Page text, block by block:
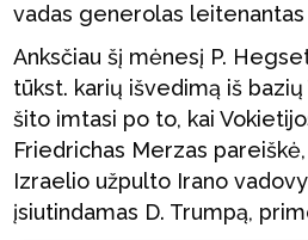
vadas generolas leitenantas
Anksčiau šį mėnesį P.
tūkst. karių išvedimą iš bazių
šito imtasi po to, kai
Friedrichas Merzas
Izraelio užpulto Irano
įsiutindamas D. Trumpą,